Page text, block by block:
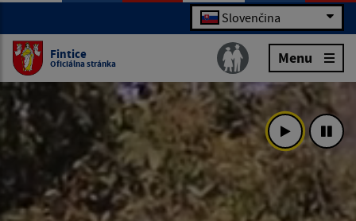
Slovenčina
Fintice
Oficiálna stránka Menu